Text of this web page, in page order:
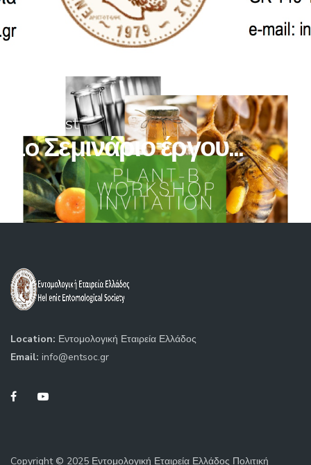
Next Post
1o Σεμινάριο έργου...
Location: Εντομολογική Εταιρεία Ελλάδος
Email: info@entsoc.gr
Copyright © 2025 Εντομολογική Εταιρεία Ελλάδος Πολιτική